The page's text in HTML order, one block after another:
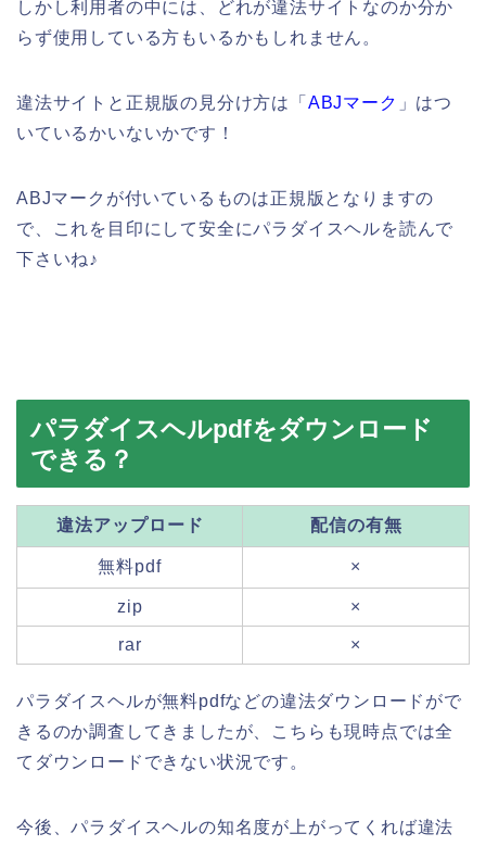
しかし利用者の中には、どれが違法サイトなのか分か
らず使用している方もいるかもしれません。
違法サイトと正規版の見分け方は「 ABJマーク 」はつ
いているかいないかです！
ABJマークが付いているものは正規版となりますの
で、これを目印にして安全にパラダイスヘルを読んで
下さいね♪
パラダイスヘルpdfをダウンロード
できる？
違法アップロード 配信の有無
無料pdf ×
zip ×
rar ×
パラダイスヘルが無料pdfなどの違法ダウンロードがで
きるのか調査してきましたが、こちらも現時点では全
てダウンロードできない状況です。
今後、パラダイスヘルの知名度が上がってくれば違法